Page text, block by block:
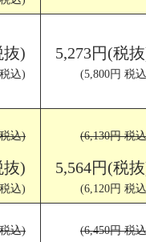
抜)
込)
5,273円(税
(5,800円 税
込)
抜)
込)
(6,130円 税
5,564円(税
(6,120円 税
込) (6,450円 税